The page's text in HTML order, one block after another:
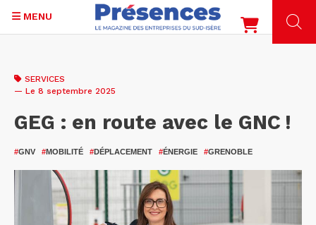
contenu
MENU
SERVICES
— Le 8 septembre 2025
GEG : en route avec le GNC !
#GNV #MOBILITÉ #DÉPLACEMENT #ÉNERGIE #GRENOBLE